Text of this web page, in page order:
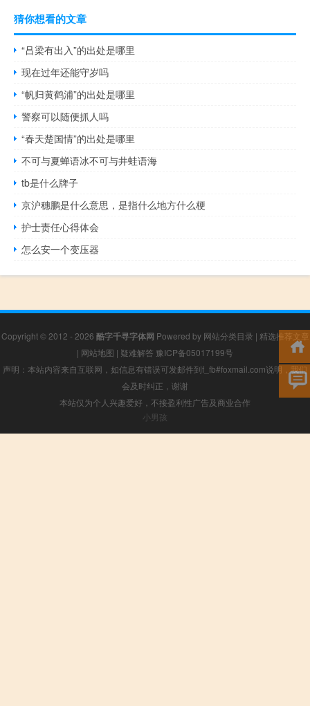
猜你想看的文章
“吕梁有出入”的出处是哪里
现在过年还能守岁吗
“帆归黄鹤浦”的出处是哪里
警察可以随便抓人吗
“春天楚国情”的出处是哪里
不可与夏蝉语冰不可与井蛙语海
tb是什么牌子
京沪穗鹏是什么意思，是指什么地方什么梗
护士责任心得体会
怎么安一个变压器
Copyright © 2012 - 2026 酷字千寻字体网 Powered by 网站分类目录 | 精选推荐文章
| 网站地图 | 疑难解答 豫ICP备05017199号
声明：本站内容来自互联网，如信息有错误可发邮件到f_fb#foxmail.com说明，我们
会及时纠正，谢谢
本站仅为个人兴趣爱好，不接盈利性广告及商业合作
小男孩